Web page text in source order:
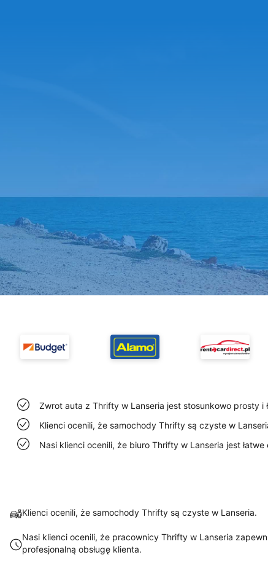
Zwrot auta z Thrifty w Lanseria jest stosunkowo prosty i
Klienci ocenili, że samochody Thrifty są czyste w
Nasi klienci ocenili, że biuro Thrifty w Lanseria jest łatwe
Klienci ocenili, że samochody Thrifty są czyste w Lanseria.
Nasi klienci ocenili, że pracownicy Thrifty w Lanseria
profesjonalną obsługę klienta.